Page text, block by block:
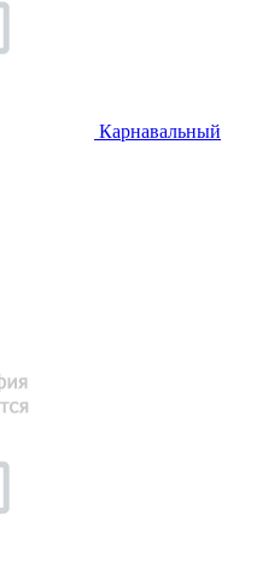
Карнавальный